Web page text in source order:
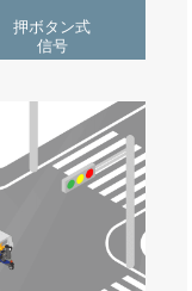
押ボタン式
信号